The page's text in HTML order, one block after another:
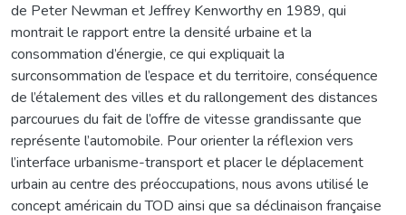
de Peter Newman et Jeffrey Kenworthy en 1989, qui
montrait le rapport entre la densité urbaine et la
consommation d’énergie, ce qui expliquait la
surconsommation de l’espace et du territoire, conséquence
de l’étalement des villes et du rallongement des distances
parcourues du fait de l’offre de vitesse grandissante que
représente l’automobile. Pour orienter la réflexion vers
l’interface urbanisme-transport et placer le déplacement
urbain au centre des préoccupations, nous avons utilisé le
concept américain du TOD ainsi que sa déclinaison française